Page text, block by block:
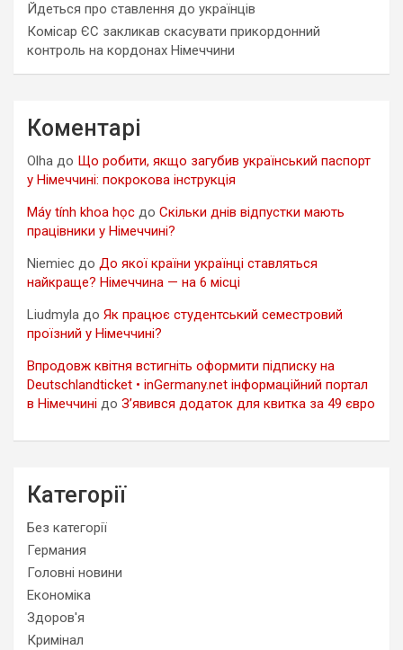
Йдеться про ставлення до українців
Комісар ЄС закликав скасувати прикордонний
контроль на кордонах Німеччини
Коментарі
Olha до Що робити, якщо загубив український паспорт
у Німеччині: покрокова інструкція
Máy tính khoa học до Скільки днів відпустки мають
працівники у Німеччині?
Niemiec до До якої країни українці ставляться
найкраще? Німеччина — на 6 місці
Liudmyla до Як працює студентський семестровий
проїзний у Німеччині?
Впродовж квітня встигніть оформити підписку на
Deutschlandticket • inGermany.net інформаційний портал
в Німеччині до З’явився додаток для квитка за 49 євро
Категорії
Без категорії
Германия
Головні новини
Економіка
Здоров'я
Кримінал